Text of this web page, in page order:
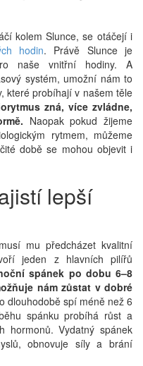
kolem Slunce, se otáčejí i
hodin. Právě Slunce je
naše vnitřní hodiny. A
systém, umožní nám to
které probíhají v našem těle
zná, více zvládne,
Naopak pokud žijeme
rytmem, můžeme
době se mohou objevit i
lepší
mu předcházet kvalitní
jeden z hlavních pilířů
spánek po dobu 6–8
nám zůstat v dobré
dlouhodobě spí méně než 6
spánku probíhá růst a
hormonů. Vydatný spánek
obnovuje síly a brání